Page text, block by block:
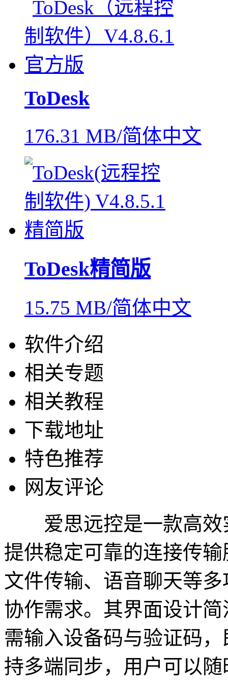
ToDesk
176.31 MB/简体中文
ToDesk精简版
15.75 MB/简体中文
软件介绍
相关专题
相关教程
下载地址
特色推荐
网友评论
爱思远控是一款高效
提供稳定可靠的连接传
文件传输、语音聊天等
协作需求。其界面设计
需输入设备码与验证码
持多端同步，用户可以